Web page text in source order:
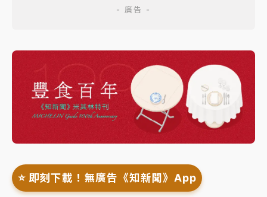
⭐️ 即刻下載！無廣告《知新聞》App